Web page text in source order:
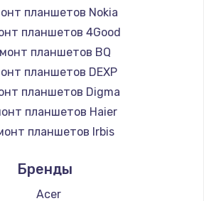
Настройка Wi-Fi
1030 руб.
Заказать
шим-контроллера
3900 руб.
Замена HDMI
планшетов Nokia
планшетов 4Good
планшетов BQ
планшетов DEXP
планшетов Digma
планшетов Haier
планшетов Irbis
планшетов Microsoft
планшетов BlackView
Бренды
Acer